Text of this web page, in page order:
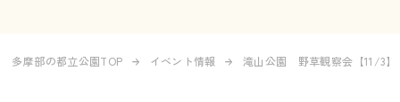
多摩部の都立公園TOP イベント情報 滝山公園 野草観察会【11/3】